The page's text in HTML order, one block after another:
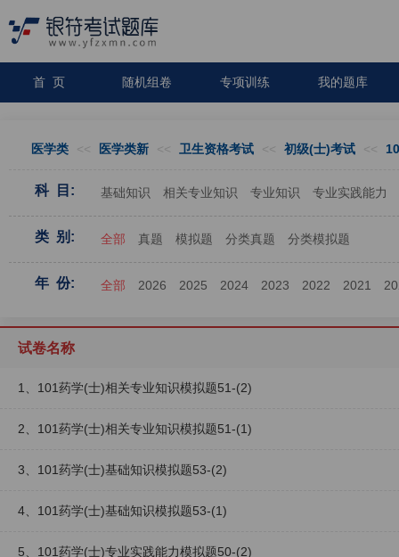
首 页 随机组卷 专项训练 我的题库
医学类 << 医学类新 << 卫生资格考试 << 初级(士)考试 <<
科 目: 基础知识 相关专业知识 专业知识 专业实践能力
类 别: 全部 真题 模拟题 分类真题 分类模拟题
年 份: 全部 2026 2025 2024 2023 2022 2021
试卷名称
1、101药学(士)相关专业知识模拟题51-(2)
2、101药学(士)相关专业知识模拟题51-(1)
3、101药学(士)基础知识模拟题53-(2)
4、101药学(士)基础知识模拟题53-(1)
5、101药学(士)专业实践能力模拟题50-(2)